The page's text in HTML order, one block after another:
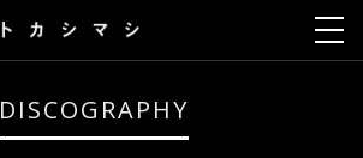
DISCOGRAPHY